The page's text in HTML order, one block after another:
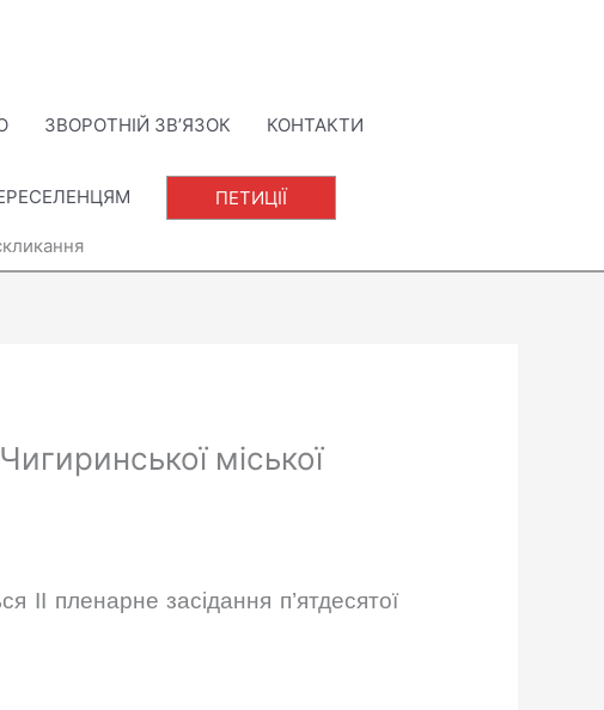
ЗВОРОТНІЙ ЗВ’ЯЗОК КОНТАКТИ
ПЕТИЦІЇ
міської
ІІ пленарне засідання п’ятдесятої